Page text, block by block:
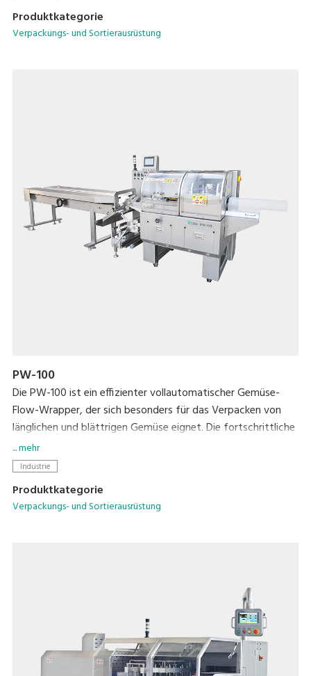
Produktkategorie
Verpackungs- und Sortierausrüstung
PW-100
Die PW-100 ist ein effizienter vollautomatischer Gemüse-
Flow-Wrapper, der sich besonders für das Verpacken von
länglichen und blättrigen Gemüse eignet. Die fortschrittliche
Technologie zur Längenerkennung gewährleistet eine genaue
und schnelle Verpackung. Der Schlauchbeutelfolienverpacker
Verpackungsfehler reduzieren und Frische für regalfertige
Produkte sichern.
... mehr
Industrie
Produktkategorie
Verpackungs- und Sortierausrüstung